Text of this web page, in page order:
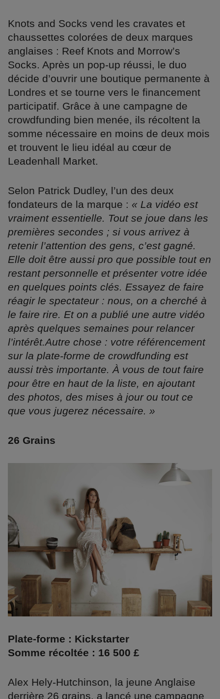
Knots and Socks vend les cravates et
chaussettes colorées de deux marques
anglaises : Reef Knots and Morrow’s
Socks. Après un pop-up réussi, le duo
décide d’ouvrir une boutique permanente à
Londres et se tourne vers le financement
participatif. Grâce à une campagne de
crowdfunding bien menée, ils récoltent la
somme nécessaire en moins de deux mois
et trouvent le lieu idéal au cœur de
Leadenhall Market.
Selon Patrick Dudley, l’un des deux
fondateurs de la marque : « La vidéo est
vraiment essentielle. Tout se joue dans les
premières secondes ; si vous arrivez à
retenir l’attention des gens, c’est gagné.
Elle doit être aussi pro que possible tout en
restant personnelle et présenter votre idée
en quelques points clés. Essayez de faire
réagir le spectateur : nous, on a cherché à
le faire rire. Et on a publié une autre vidéo
après quelques semaines pour relancer
l’intérêt.Autre chose : votre référencement
sur la plate-forme de crowdfunding est
aussi très importante. À vous de tout faire
pour être en haut de la liste, en ajoutant
des photos, des mises à jour ou tout ce
que vous jugerez nécessaire. »
26 Grains
Plate-forme : Kickstarter
Somme récoltée : 16 500 £
Alex Hely-Hutchinson, la jeune Anglaise
derrière 26 grains, a lancé une campagne